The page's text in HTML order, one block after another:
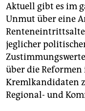
Aktuell gibt es im
Unmut über eine
jeglicher
über die
Kremlkandidaten
Regional- und